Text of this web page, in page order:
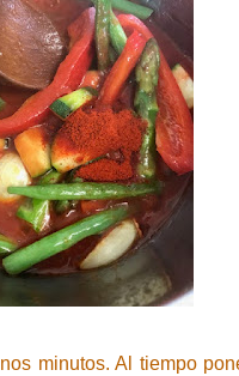
minutos. Al tiempo